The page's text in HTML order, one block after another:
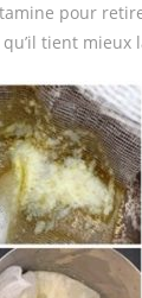
pour
tient mieux